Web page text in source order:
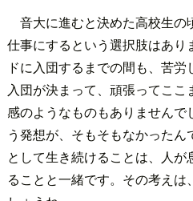
音大に進むと決めた高校生の
仕事にするという選択肢はあり
ドに入団するまでの間も、苦労
入団が決まって、頑張ってこ
感のようなものもありませんで
う発想が、そもそもなかった
として生き続けることは、人
ることと一緒です。その考え